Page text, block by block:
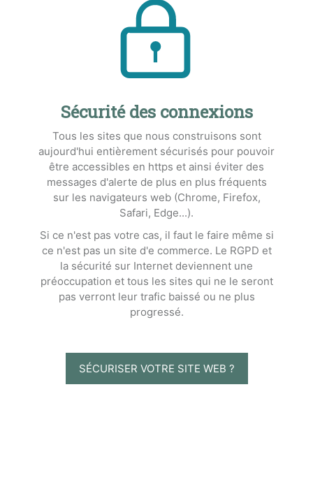
Sécurité des connexions
Tous les sites que nous construisons sont
aujourd'hui entièrement sécurisés pour pouvoir
être accessibles en https et ainsi éviter des
messages d'alerte de plus en plus fréquents
sur les navigateurs web (Chrome, Firefox,
Safari, Edge...).
Si ce n'est pas votre cas, il faut le faire même si
ce n'est pas un site d'e commerce. Le RGPD et
la sécurité sur Internet deviennent une
préoccupation et tous les sites qui ne le seront
pas verront leur trafic baissé ou ne plus
progressé.
SÉCURISER VOTRE SITE WEB ?